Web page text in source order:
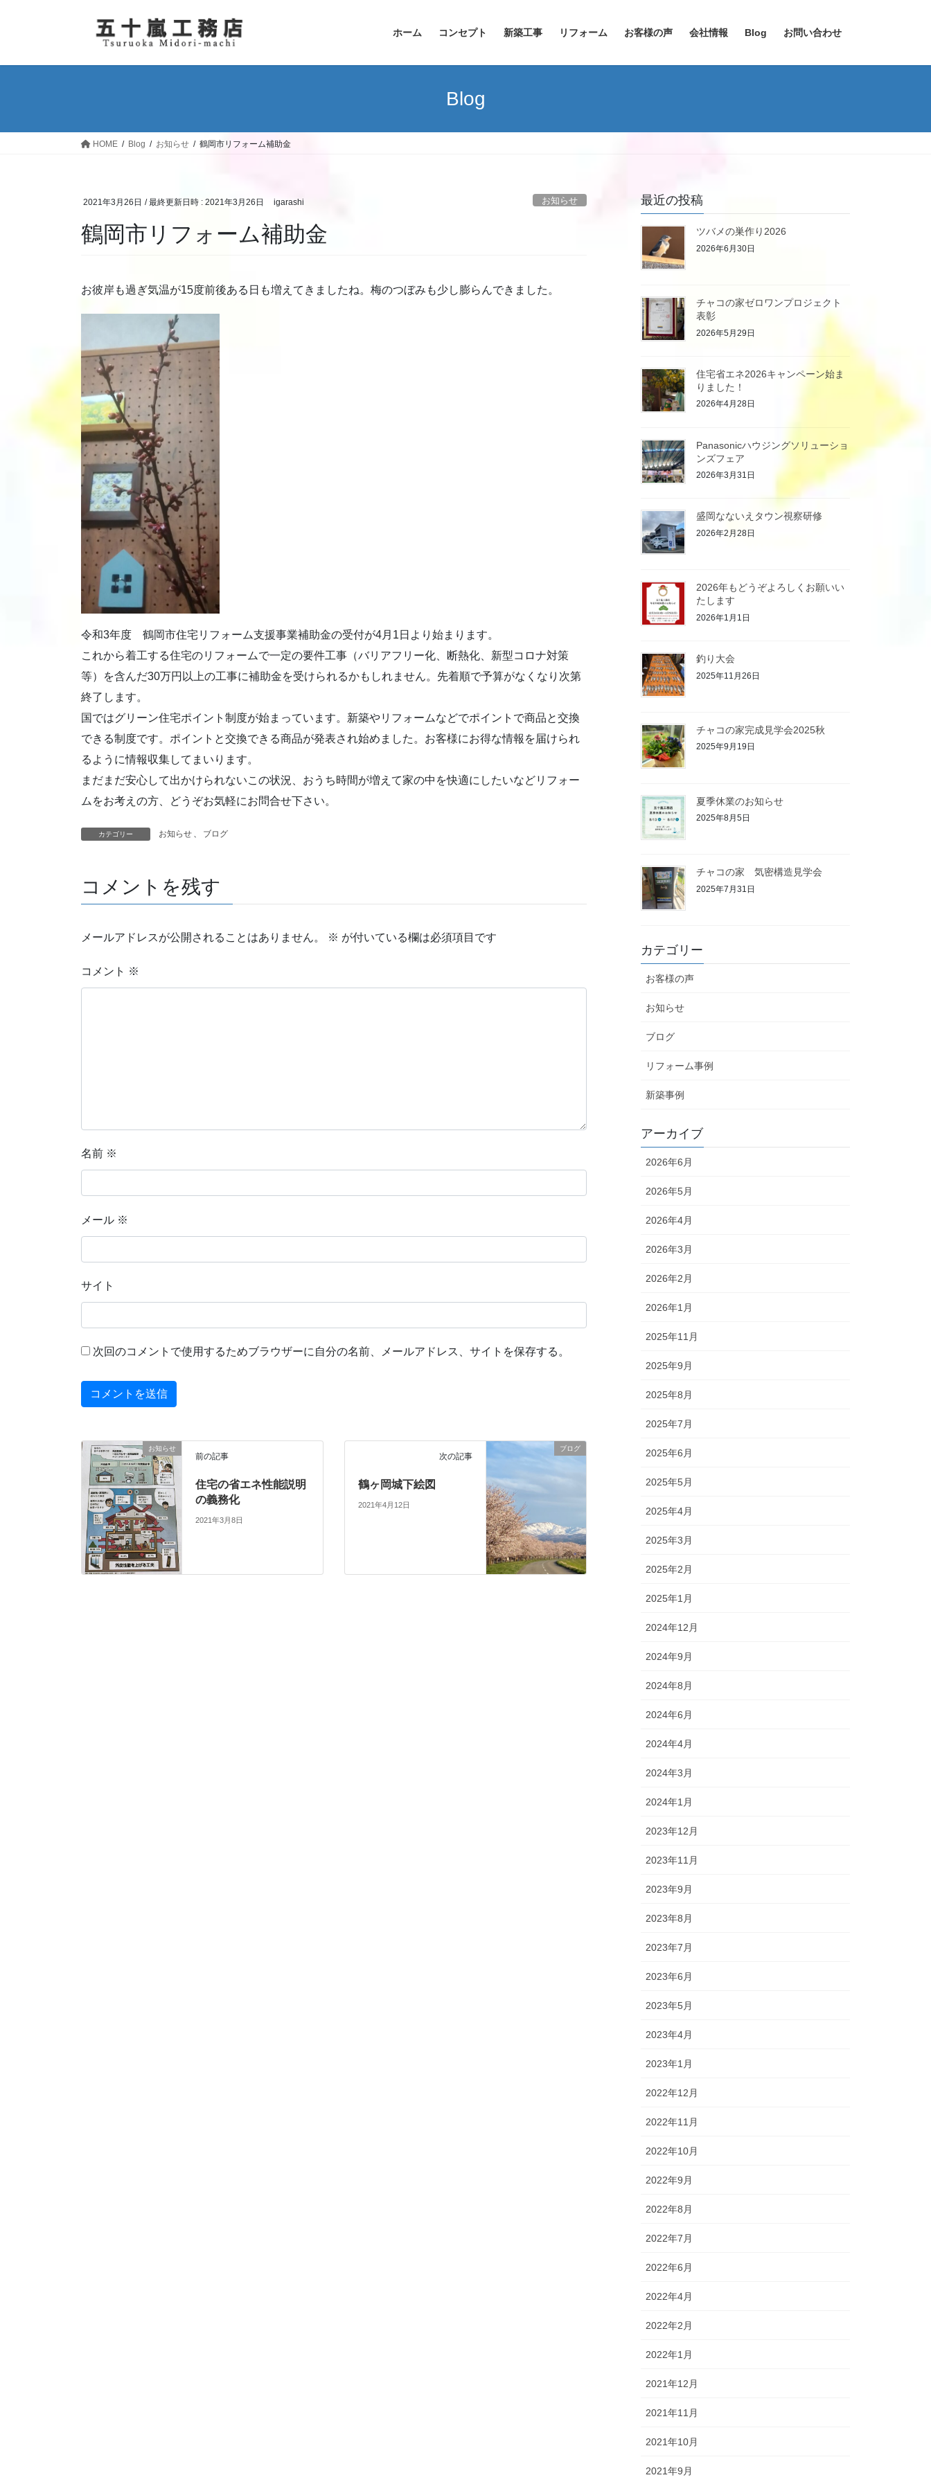
ホーム コンセプト 新築工事 リフォーム お客様の声 会社情報 Blog お問い合わせ
Blog
HOME Blog お知らせ 鶴岡市リフォーム補助金
2021年3月26日 / 最終更新日時 : 2021年3月26日 igarashi お知らせ
鶴岡市リフォーム補助金
お彼岸も過ぎ気温が15度前後ある日も増えてきましたね。梅のつぼみも少し膨らんできました。
令和3年度 鶴岡市住宅リフォーム支援事業補助金の受付が4月1日より始まります。
これから着工する住宅のリフォームで一定の要件工事（バリアフリー化、断熱化、新型コロナ対策
等）を含んだ30万円以上の工事に補助金を受けられるかもしれません。先着順で予算がなくなり次第
終了します。
国ではグリーン住宅ポイント制度が始まっています。新築やリフォームなどでポイントで商品と交換
できる制度です。ポイントと交換できる商品が発表され始めました。お客様にお得な情報を届けられ
るように情報収集してまいります。
まだまだ安心して出かけられないこの状況、おうち時間が増えて家の中を快適にしたいなどリフォー
ムをお考えの方、どうぞお気軽にお問合せ下さい。
カテゴリー お知らせ ブログ
コメントを残す
メールアドレスが公開されることはありません。 ※ が付いている欄は必須項目です
コメント ※
名前 ※
メール ※
サイト
次回のコメントで使用するためブラウザーに自分の名前、メールアドレス、サイトを保存する。
お知らせ
前の記事
住宅の省エネ性能説明
の義務化
2021年3月8日
ブログ
次の記事
鶴ヶ岡城下絵図
2021年4月12日
最近の投稿
ツバメの巣作り2026
2026年6月30日
チャコの家ゼロワンプロジェクト
表彰
2026年5月29日
住宅省エネ2026キャンペーン始ま
りました！
2026年4月28日
Panasonicハウジングソリューショ
ンズフェア
2026年3月31日
盛岡なないえタウン視察研修
2026年2月28日
2026年もどうぞよろしくお願いい
たします
2026年1月1日
釣り大会
2025年11月26日
チャコの家完成見学会2025秋
2025年9月19日
夏季休業のお知らせ
2025年8月5日
チャコの家 気密構造見学会
2025年7月31日
カテゴリー
お客様の声
お知らせ
ブログ
リフォーム事例
新築事例
アーカイブ
2026年6月
2026年5月
2026年4月
2026年3月
2026年2月
2026年1月
2025年11月
2025年9月
2025年8月
2025年7月
2025年6月
2025年5月
2025年4月
2025年3月
2025年2月
2025年1月
2024年12月
2024年9月
2024年8月
2024年6月
2024年4月
2024年3月
2024年1月
2023年12月
2023年11月
2023年9月
2023年8月
2023年7月
2023年6月
2023年5月
2023年4月
2023年1月
2022年12月
2022年11月
2022年10月
2022年9月
2022年8月
2022年7月
2022年6月
2022年4月
2022年2月
2022年1月
2021年12月
2021年11月
2021年10月
2021年9月